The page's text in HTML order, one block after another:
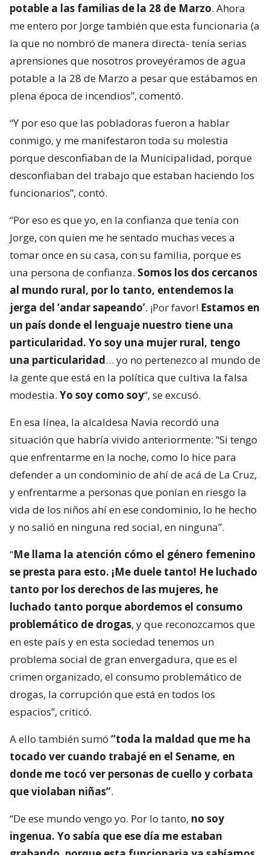
potable a las familias de la 28 de Marzo. Ahora
me entero por Jorge también que esta funcionaria (a
la que no nombró de manera directa- tenía serias
aprensiones que nosotros proveyéramos de agua
potable a la 28 de Marzo a pesar que estábamos en
plena época de incendios”, comentó.
“Y por eso que las pobladoras fueron a hablar
conmigo, y me manifestaron toda su molestia
porque desconfiaban de la Municipalidad, porque
desconfiaban del trabajo que estaban haciendo los
funcionarios”, contó.
“Por eso es que yo, en la confianza que tenía con
Jorge, con quien me he sentado muchas veces a
tomar once en su casa, con su familia, porque es
una persona de confianza. Somos los dos cercanos
al mundo rural, por lo tanto, entendemos la
jerga del ‘andar sapeando’. ¡Por favor! Estamos en
un país donde el lenguaje nuestro tiene una
particularidad. Yo soy una mujer rural, tengo
una particularidad… yo no pertenezco al mundo de
la gente que está en la política que cultiva la falsa
modestia. Yo soy como soy“, se excusó.
En esa línea, la alcaldesa Navia recordó una
situación que habría vivido anteriormente: “Si tengo
que enfrentarme en la noche, como lo hice para
defender a un condominio de ahí de acá de La Cruz,
y enfrentarme a personas que ponían en riesgo la
vida de los niños ahí en ese condominio, lo he hecho
y no salió en ninguna red social, en ninguna”.
“Me llama la atención cómo el género femenino
se presta para esto. ¡Me duele tanto! He luchado
tanto por los derechos de las mujeres, he
luchado tanto porque abordemos el consumo
problemático de drogas, y que reconozcamos que
en este país y en esta sociedad tenemos un
problema social de gran envergadura, que es el
crimen organizado, el consumo problemático de
drogas, la corrupción que está en todos los
espacios”, criticó.
A ello también sumó “toda la maldad que me ha
tocado ver cuando trabajé en el Sename, en
donde me tocó ver personas de cuello y corbata
que violaban niñas”.
“De ese mundo vengo yo. Por lo tanto, no soy
ingenua. Yo sabía que ese día me estaban